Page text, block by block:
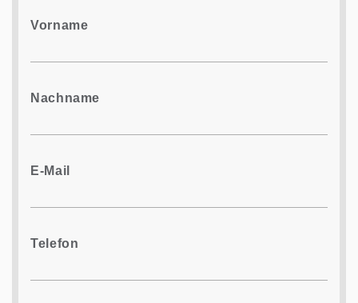
Vorname
Nachname
E-Mail
Telefon